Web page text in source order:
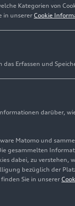
Kategorien von
in unserer Cookie
das Erfassen und
darüber,
Matomo und
gesammelten
dabei, zu
bezüglich der
Sie in unserer